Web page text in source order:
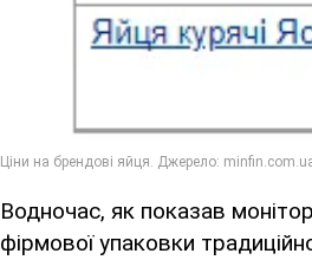
Водночас, як показав
фірмової упаковки